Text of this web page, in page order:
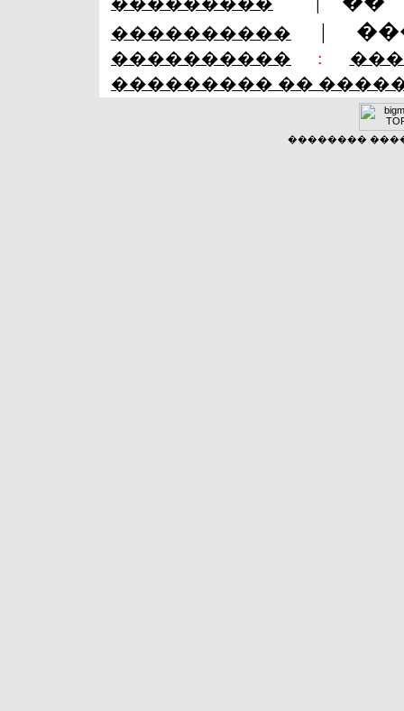
���������� |
���������� :
��������� ��
��������